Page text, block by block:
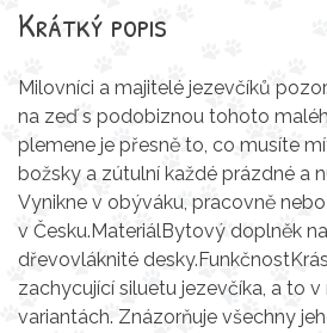
Krátký popis
Milovníci a majitelé jezevčíků
na zeď s podobiznou tohoto
plemene je přesně to, co musíte
božsky a zútulní každé prázdné a
Vynikne v obýváku, pracovně
v Česku.MateriálBytový doplněk
dřevovláknité
zachycující siluetu jezevčíka, a to
variantách. Znázorňuje všechny